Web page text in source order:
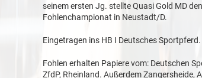
seinem ersten Jg. stellte Quasi Gold MD
Fohlenchampionat in Neustadt/D.
Eingetragen ins HB I Deutsches Sportpferd.
Fohlen erhalten Papiere vom: Deutschen
ZfdP, Rheinland. Außerdem Zangersheide,